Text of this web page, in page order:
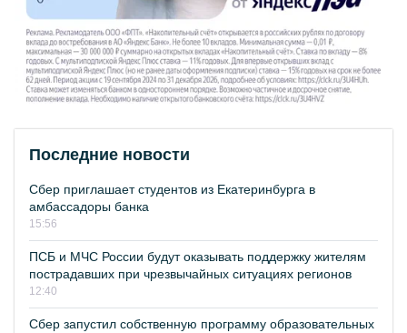
Последние новости
Сбер приглашает студентов из Екатеринбурга в
амбассадоры банка
15:56
ПСБ и МЧС России будут оказывать поддержку жителям
пострадавших при чрезвычайных ситуациях регионов
12:40
Сбер запустил собственную программу образовательных